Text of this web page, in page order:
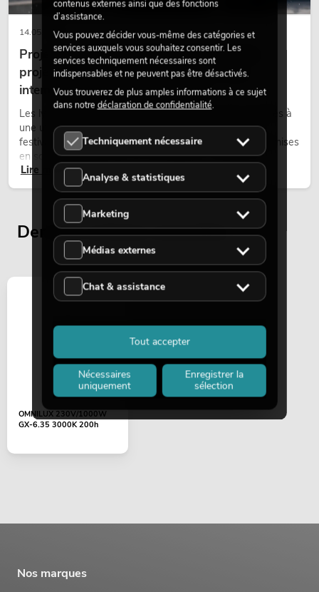
14.05.2026
Projecteurs à tête mobile d'extérieur : des
projecteurs à tête mobile résistants aux
intempéries pour les événements
Les lyres outdoor sont des projecteurs motorisés destinés à
une utilisation en extérieur. Elles sont utilisées lors de
festivals, de fêtes urbaines, de concerts en plein air, de mises
en scène architecturales et d’installations extérieures
temporaires.
Lire maintenant
Derniers articles consultés
OMNILUX 230V/1000W
GX-6.35 3000K 200h
Nos marques
contenus externes ainsi que des fonctions
d’assistance.
Vous pouvez décider vous-même des catégories et
services auxquels vous souhaitez consentir. Les
services techniquement nécessaires sont
indispensables et ne peuvent pas être désactivés.
Vous trouverez de plus amples informations à ce sujet
dans notre déclaration de confidentialité.
Techniquement nécessaire
Analyse & statistiques
Marketing
Médias externes
Chat & assistance
Nécessaires
uniquement
Enregistrer la
sélection
Tout accepter